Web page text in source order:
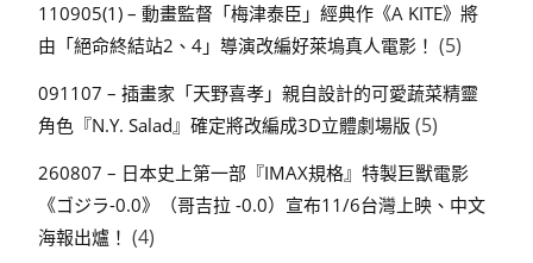
110905(1) – 動畫監督「梅津泰臣」經典作《A KITE》將
由「絕命終結站2、4」導演改編好萊塢真人電影！ (5)
091107 – 插畫家「天野喜孝」親自設計的可愛蔬菜精靈
角色『N.Y. Salad』確定將改編成3D立體劇場版 (5)
260807 – 日本史上第一部『IMAX規格』特製巨獸電影
《ゴジラ-0.0》（哥吉拉 -0.0）宣布11/6台灣上映、中文
海報出爐！ (4)